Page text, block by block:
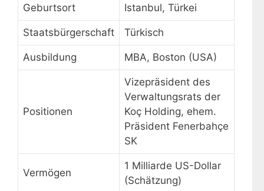
Geburtsort Istanbul, Türkei
Staatsbürgerschaft Türkisch
Ausbildung MBA, Boston (USA)
Positionen
Vizepräsident des
Verwaltungsrats der
Koç Holding, ehem.
Präsident Fenerbahçe
SK
Vermögen
1 Milliarde US-Dollar
(Schätzung)